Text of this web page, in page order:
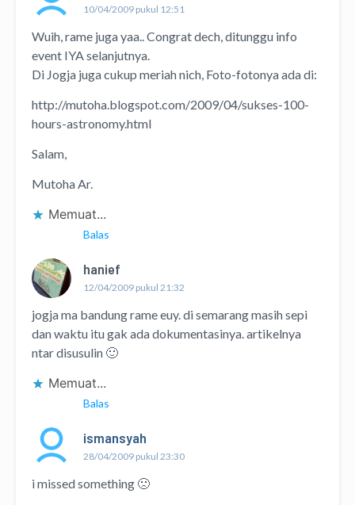
10/04/2009 pukul 12:51
Wuih, rame juga yaa.. Congrat dech, ditunggu info
event IYA selanjutnya.
Di Jogja juga cukup meriah nich, Foto-fotonya ada di:
http://mutoha.blogspot.com/2009/04/sukses-100-
hours-astronomy.html
Salam,
Mutoha Ar.
Memuat...
Balas
hanief
12/04/2009 pukul 21:32
jogja ma bandung rame euy. di semarang masih sepi
dan waktu itu gak ada dokumentasinya. artikelnya
ntar disusulin 🙂
Memuat...
Balas
ismansyah
28/04/2009 pukul 23:30
i missed something 🙁